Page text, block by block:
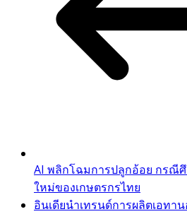
AI พลิกโฉมการปลูกอ้อย กรณี
ใหม่ของเกษตรกรไทย
อินเดียนำเทรนด์การผลิตเอทา